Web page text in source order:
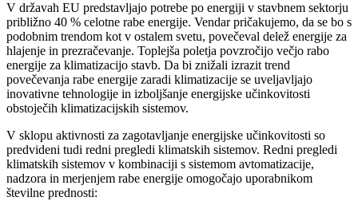
V državah EU predstavljajo potrebe po energiji v stavbnem sektorju
približno 40 % celotne rabe energije. Vendar pričakujemo, da se bo s
podobnim trendom kot v ostalem svetu, povečeval delež energije za
hlajenje in prezračevanje. Toplejša poletja povzročijo večjo rabo
energije za klimatizacijo stavb. Da bi znižali izrazit trend
povečevanja rabe energije zaradi klimatizacije se uveljavljajo
inovativne tehnologije in izboljšanje energijske učinkovitosti
obstoječih klimatizacijskih sistemov.
V sklopu aktivnosti za zagotavljanje energijske učinkovitosti so
predvideni tudi redni pregledi klimatskih sistemov. Redni pregledi
klimatskih sistemov v kombinaciji s sistemom avtomatizacije,
nadzora in merjenjem rabe energije omogočajo uporabnikom
številne prednosti: